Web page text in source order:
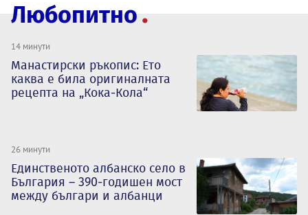
Любопитно
14 минути
Манастирски ръкопис: Ето
каква е била оригиналната
рецепта на „Кока-Кола“
26 минути
Единственото албанско село в
България – 390-годишен мост
между българи и албанци